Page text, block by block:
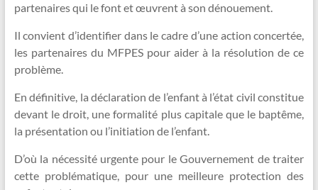
partenaires qui le font et œuvrent à son dénouement.
Il convient d’identifier dans le cadre d’une action concertée,
les partenaires du MFPES pour aider à la résolution de ce
problème.
En définitive, la déclaration de l’enfant à l’état civil constitue
devant le droit, une formalité plus capitale que le baptême,
la présentation ou l’initiation de l’enfant.
D’où la nécessité urgente pour le Gouvernement de traiter
cette problématique, pour une meilleure protection des